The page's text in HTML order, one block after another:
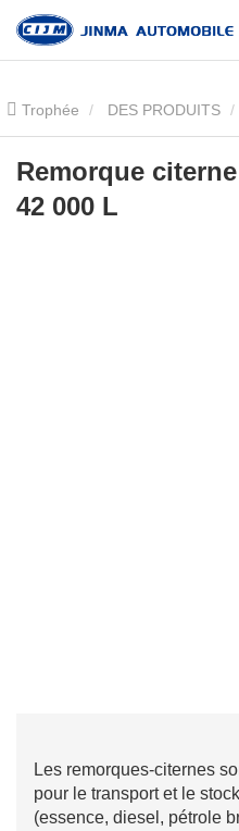
Trophée DES PRODUITS
citerne de carburant
Remorque
42 000 L
Les remorques-citernes
pour le transport et le
(essence, diesel, pétrole